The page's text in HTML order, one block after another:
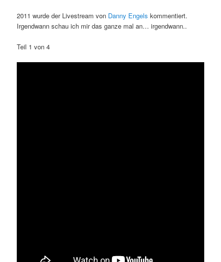
2011 wurde der Livestream von Danny Engels kommentiert.
Irgendwann schau ich mir das ganze mal an… irgendwann..
Teil 1 von 4